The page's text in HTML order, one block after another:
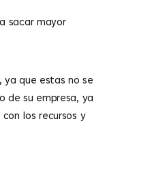
sacar mayor
ya que estas no se
de su empresa, ya
los recursos y